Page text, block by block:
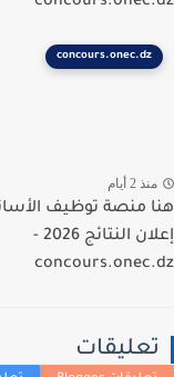
concours.onec.dz
2 أيام
منصة توظيف
إعلان النتائج 2026 -